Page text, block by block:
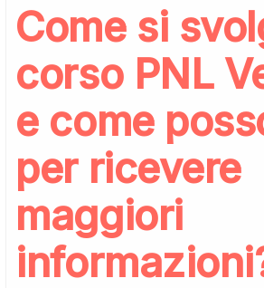
Come si
corso PNL
e come
per ricevere
maggiori